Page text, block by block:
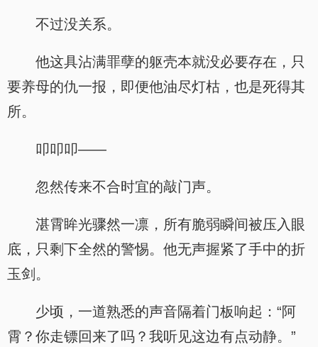
不过没关系。
他这具沾满罪孽的躯壳本就没必要存在，只
要养母的仇一报，即便他油尽灯枯，也是死得其
所。
叩叩叩——
忽然传来不合时宜的敲门声。
湛霄眸光骤然一凛，所有脆弱瞬间被压入眼
底，只剩下全然的警惕。他无声握紧了手中的折
玉剑。
少顷，一道熟悉的声音隔着门板响起：“阿
霄？你走镖回来了吗？我听见这边有点动静。”